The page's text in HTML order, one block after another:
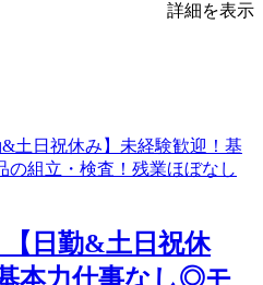
詳細を表示
【日勤&土日祝休
本力仕事なし◎モ